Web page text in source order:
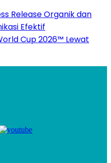
Release Organik dan
Efektif
Cup 2026™ Lewat